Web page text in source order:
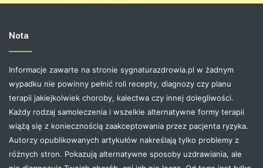
Nota
Informacje zawarte na stronie sygnaturazdrowia.pl w żadnym
wypadku nie powinny pełnić roli recepty, diagnozy czy planu
terapii jakiejkolwiek choroby, kalectwa czy innej dolegliwości.
Każdy rodzaj samoleczenia i wszelkie alternatywne formy terapii
wiążą się z koniecznością zaakceptowania przez pacjenta ryzyka.
Autorzy opublikowanych artykułów nakreślają tylko problemy z
różnych stron. Pokazują alternatywne sposoby uzdrawiania, ale